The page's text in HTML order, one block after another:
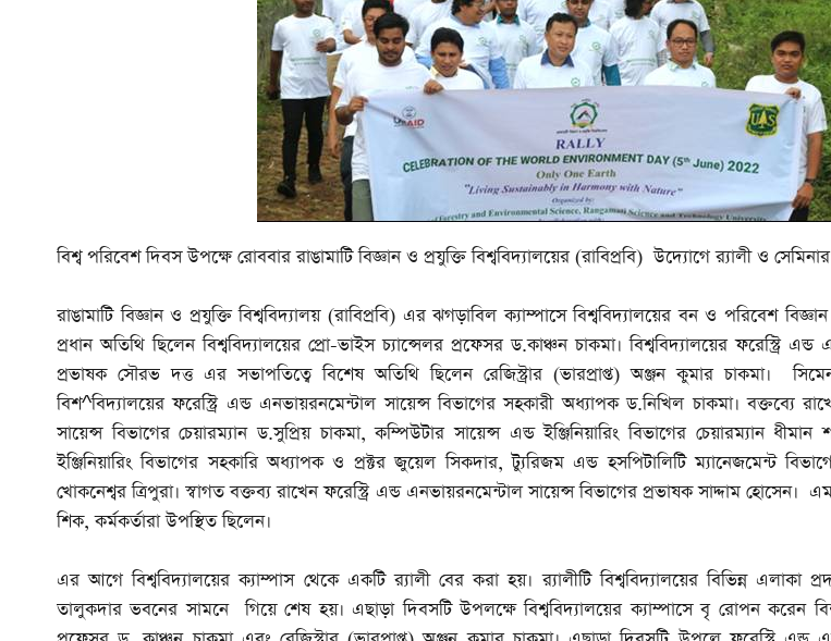
বিশ্ব পরিবেশ দিবস উপক্ষে রোববার রাঙামাটি বিজ্ঞান ও প্রযুক্তি বিশ্ববিদ্যালয়ের (রাবিপ্রবি) উদ্যোগে র‌্যালী ও
রাঙামাটি বিজ্ঞান ও প্রযুক্তি বিশ্ববিদ্যালয় (রাবিপ্রবি) এর ঝগড়াবিল ক্যাম্পাসে বিশ্ববিদ্যালয়ের বন ও পরিবেশ
প্রধান অতিথি ছিলেন বিশ্ববিদ্যালয়ের প্রো-ভাইস চ্যান্সেলর প্রফেসর ড.কাঞ্চন চাকমা। বিশ্ববিদ্যালয়ের ফরেস্ট্রি
প্রভাষক সৌরভ দত্ত এর সভাপতিত্বে বিশেষ অতিথি ছিলেন রেজিস্ট্রার (ভারপ্রাপ্ত) অঞ্জন কুমার চাকমা।
বিশ^বিদ্যালয়ের ফরেস্ট্রি এন্ড এনভায়রনমেন্টাল সায়েন্স বিভাগের সহকারী অধ্যাপক ড.নিখিল চাকমা। বক্তব্যে
সায়েন্স বিভাগের চেয়ারম্যান ড.সুপ্রিয় চাকমা, কম্পিউটার সায়েন্স এন্ড ইঞ্জিনিয়ারিং বিভাগের চেয়ারম্যান
ইঞ্জিনিয়ারিং বিভাগের সহকারি অধ্যাপক ও প্রক্টর জুয়েল সিকদার, ট্যুরিজম এন্ড হসপিটালিটি ম্যানেজমেন্ট
খোকনেশ্বর ত্রিপুরা। স্বাগত বক্তব্য রাখেন ফরেস্ট্রি এন্ড এনভায়রনমেন্টাল সায়েন্স বিভাগের প্রভাষক সাদ্দাম হোসেন।
শিক, কর্মকর্তারা উপস্থিত ছিলেন।
এর আগে বিশ্ববিদ্যালয়ের ক্যাম্পাস থেকে একটি র‌্যালী বের করা হয়। র‌্যালীটি বিশ্ববিদ্যালয়ের বিভিন্ন এলাকা
তালুকদার ভবনের সামনে গিয়ে শেষ হয়। এছাড়া দিবসটি উপলক্ষে বিশ্ববিদ্যালয়ের ক্যাম্পাসে বৃ রোপন করেন